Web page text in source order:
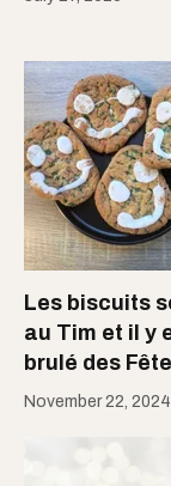
Les biscuits
au Tim et il y
brulé des
November 22, 2024